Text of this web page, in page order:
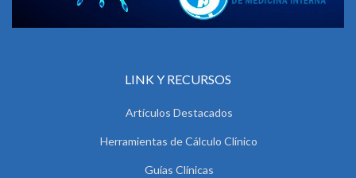
LINK Y RECURSOS
Artículos Destacados
Herramientas de Cálculo Clínico
Guías Clínicas